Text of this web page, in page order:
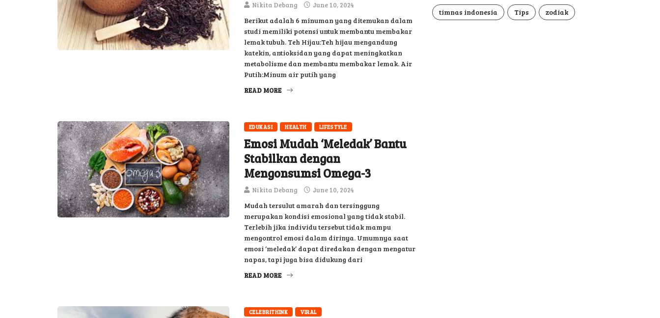
Nikita Debang June 10, 2024
Berikut adalah 6 minuman yang ditemukan dalam
studi memiliki potensi untuk membantu membakar
lemak tubuh. Teh Hijau:Teh hijau mengandung
katekin, antioksidan yang dapat meningkatkan
metabolisme dan membantu membakar lemak. Air
Putih:Minum air putih yang
READ MORE
EDUKASI HEALTH LIFESTYLE
Emosi Mudah ‘Meledak’ Bantu
Stabilkan dengan
Mengonsumsi Omega-3
Nikita Debang June 10, 2024
Mudah tersulut amarah dan tersinggung
merupakan kondisi emosional yang tidak stabil.
Terlebih jika individu tersebut tidak mampu
mengontrol emosi dalam dirinya. Umumnya saat
emosi ‘meledak’ dapat diredakan dengan mengatur
napas, tapi juga bisa didukung dari
READ MORE
CELEBRITHINK VIRAL
timnas indonesia Tips zodiak